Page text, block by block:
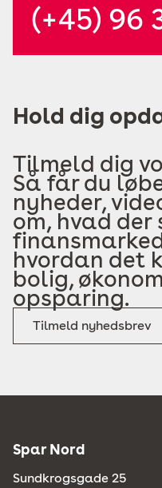
(+45) 96
Hold dig
Tilmeld dig
Så får du
nyheder,
om, hvad der
hvordan det
bolig,
opsparing.
Tilmeld nyhedsbrev
Spar Nord
Sundkrogsgade 25